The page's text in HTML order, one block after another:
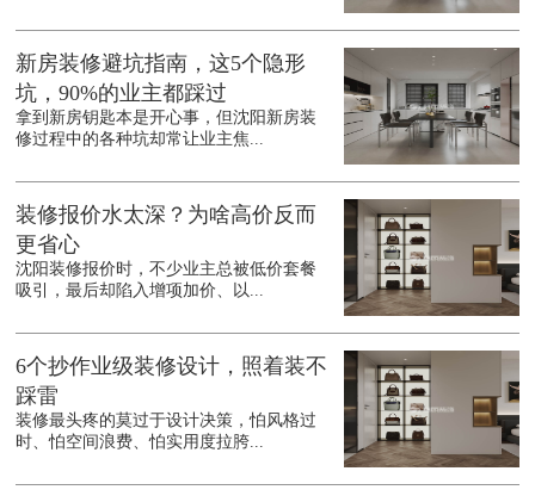
新房装修避坑指南，这5个隐形
坑，90%的业主都踩过
拿到新房钥匙本是开心事，但沈阳新房装
修过程中的各种坑却常让业主焦...
装修报价水太深？为啥高价反而
更省心
沈阳装修报价时，不少业主总被低价套餐
吸引，最后却陷入增项加价、以...
6个抄作业级装修设计，照着装不
踩雷
装修最头疼的莫过于设计决策，怕风格过
时、怕空间浪费、怕实用度拉胯...